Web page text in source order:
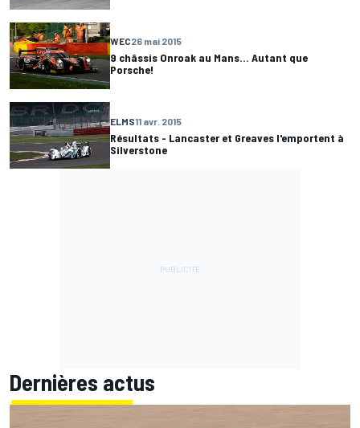
WEC26 mai 2015
9 châssis Onroak au Mans... Autant que
Porsche!
ELMS11 avr. 2015
Résultats - Lancaster et Greaves l'emportent à
Silverstone
Dernières actus